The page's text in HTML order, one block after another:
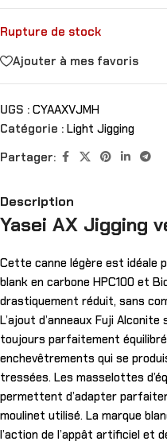
Rupture de stock
Ajouter à mes favoris
UGS : CYAAXVJMH
Catégorie : Light Jigging
Partager:
Description
Yasei AX Jigging
Cette canne légère est idéale
blank en carbone HPC100 et
drastiquement réduit, sans
L’ajout d’anneaux Fuji
toujours parfaitement
enchevêtrements qui se
tressées. Les masselottes
permettent d’adapter
moulinet utilisé. La marque
l’action de l’appât artificiel et